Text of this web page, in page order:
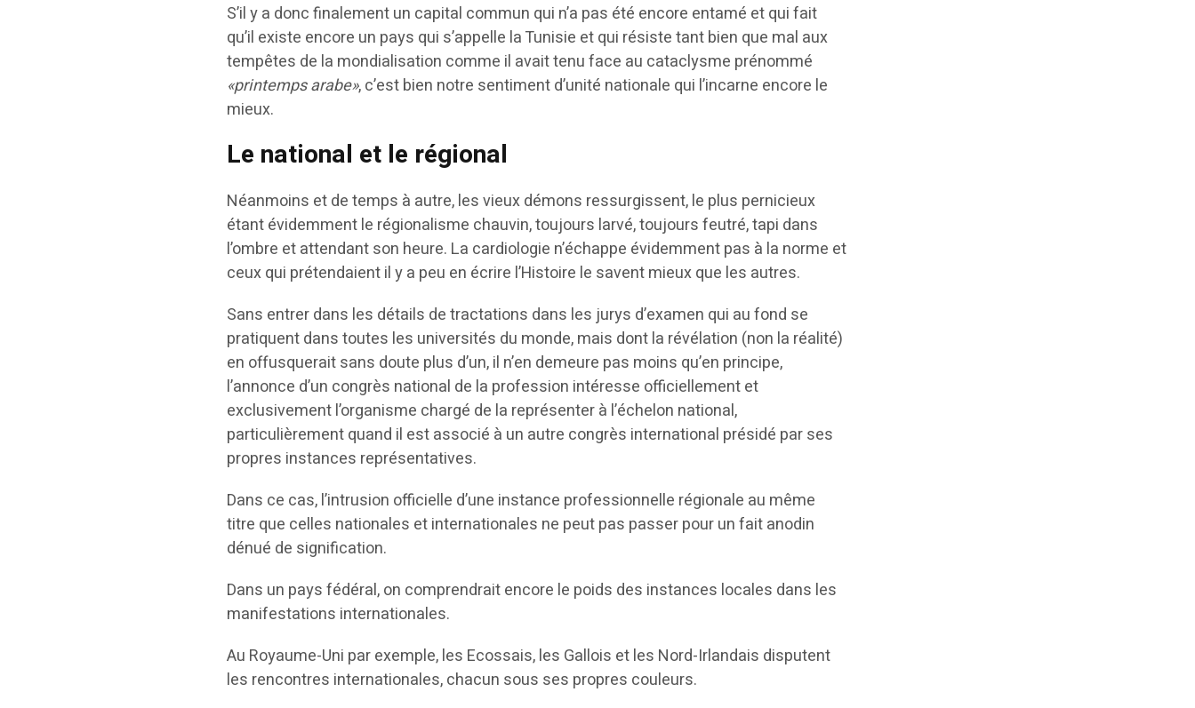
S’il y a donc finalement un capital commun qui n’a pas été encore entamé et qui fait
qu’il existe encore un pays qui s’appelle la Tunisie et qui résiste tant bien que mal aux
tempêtes de la mondialisation comme il avait tenu face au cataclysme prénommé
«printemps arabe», c’est bien notre sentiment d’unité nationale qui l’incarne encore le
mieux.
Le national et le régional
Néanmoins et de temps à autre, les vieux démons ressurgissent, le plus pernicieux
étant évidemment le régionalisme chauvin, toujours larvé, toujours feutré, tapi dans
l’ombre et attendant son heure. La cardiologie n’échappe évidemment pas à la norme et
ceux qui prétendaient il y a peu en écrire l’Histoire le savent mieux que les autres.
Sans entrer dans les détails de tractations dans les jurys d’examen qui au fond se
pratiquent dans toutes les universités du monde, mais dont la révélation (non la réalité)
en offusquerait sans doute plus d’un, il n’en demeure pas moins qu’en principe,
l’annonce d’un congrès national de la profession intéresse officiellement et
exclusivement l’organisme chargé de la représenter à l’échelon national,
particulièrement quand il est associé à un autre congrès international présidé par ses
propres instances représentatives.
Dans ce cas, l’intrusion officielle d’une instance professionnelle régionale au même
titre que celles nationales et internationales ne peut pas passer pour un fait anodin
dénué de signification.
Dans un pays fédéral, on comprendrait encore le poids des instances locales dans les
manifestations internationales.
Au Royaume-Uni par exemple, les Ecossais, les Gallois et les Nord-Irlandais disputent
les rencontres internationales, chacun sous ses propres couleurs.